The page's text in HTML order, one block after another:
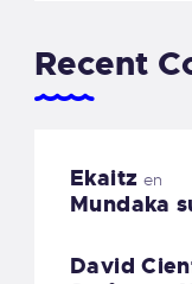
Recent
Ekaitz en
Mundaka
David